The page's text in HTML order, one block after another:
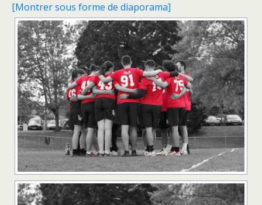
[Montrer sous forme de diaporama]